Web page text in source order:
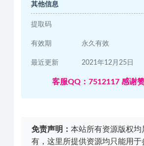
其他信息
提取码
有效期 永久有效
最近更新 2021年12月25日
客服QQ：7512117 感谢
免责声明： 本站所有资源版权均
有，这里所提供资源均只能用于